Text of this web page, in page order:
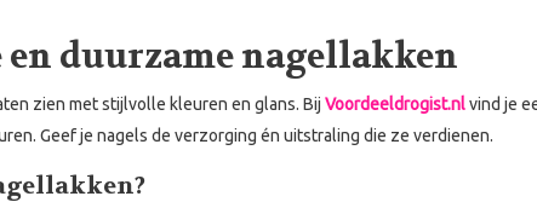
duurzame nagellakken
zien met stijlvolle kleuren en glans. Bij Voordeeldrogist.nlvind je
Geef je nagels de verzorging én uitstraling die ze verdienen.